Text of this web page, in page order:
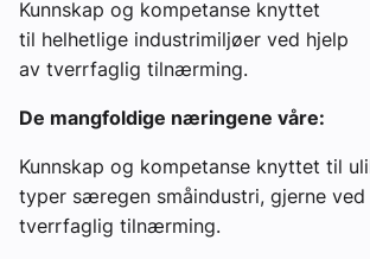
Kunnskap og kompetanse knyttet
til helhetlige industrimiljøer ved hjelp
av tverrfaglig tilnærming.
De mangfoldige næringene våre:
Kunnskap og kompetanse knyttet til
typer særegen småindustri, gjerne ved
tverrfaglig tilnærming.